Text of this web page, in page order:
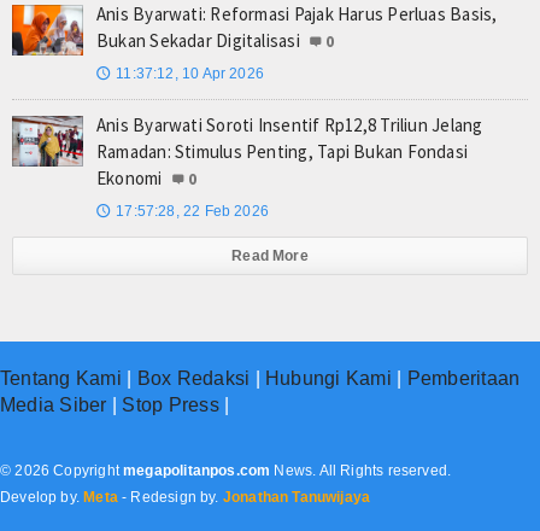
Anis Byarwati: Reformasi Pajak Harus Perluas Basis,
Bukan Sekadar Digitalisasi
0
🕔 11:37:12, 10 Apr 2026
Anis Byarwati Soroti Insentif Rp12,8 Triliun Jelang
Ramadan: Stimulus Penting, Tapi Bukan Fondasi
Ekonomi
0
🕔 17:57:28, 22 Feb 2026
Read More
Tentang Kami Box Redaksi Hubungi Kami
Pemberitaan
Media Siber
Stop Press|
© 2026 Copyrightmegapolitanpos.com News. All Rights reserved.
Develop by. Meta- Redesign by. Jonathan Tanuwijaya